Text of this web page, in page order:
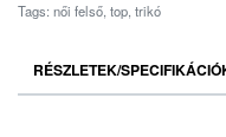
Tags: női felső top trikó
RÉSZLETEK/